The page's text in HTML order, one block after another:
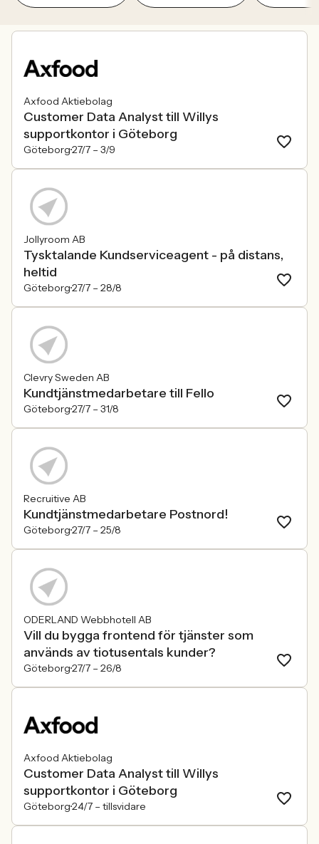
Axfood Aktiebolag
Customer Data Analyst till Willys
supportkontor i Göteborg
Göteborg27/7 – 3/9
Jollyroom AB
Tysktalande Kundserviceagent - på distans,
heltid
Göteborg27/7 – 28/8
Clevry Sweden AB
Kundtjänstmedarbetare till Fello
Göteborg27/7 – 31/8
Recruitive AB
Kundtjänstmedarbetare Postnord!
Göteborg27/7 – 25/8
ODERLAND Webbhotell AB
Vill du bygga frontend för tjänster som
används av tiotusentals kunder?
Göteborg27/7 – 26/8
Axfood Aktiebolag
Customer Data Analyst till Willys
supportkontor i Göteborg
Göteborg24/7 – tillsvidare